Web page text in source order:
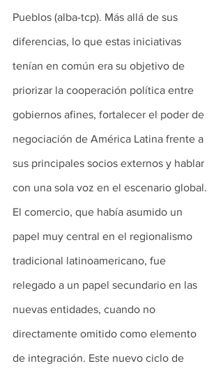
Pueblos (alba-tcp). Más allá de sus
diferencias, lo que estas iniciativas
tenían en común era su objetivo de
priorizar la cooperación política entre
gobiernos afines, fortalecer el poder de
negociación de América Latina frente a
sus principales socios externos y hablar
con una sola voz en el escenario global.
El comercio, que había asumido un
papel muy central en el regionalismo
tradicional latinoamericano, fue
relegado a un papel secundario en las
nuevas entidades, cuando no
directamente omitido como elemento
de integración. Este nuevo ciclo de